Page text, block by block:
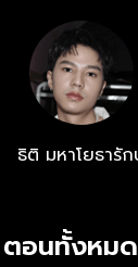
โกงเงินรางวั
รายการ ไปสืบ
รายการ ฉลาด
ธิติ มหาโยธารั
ตอนทั้งหม